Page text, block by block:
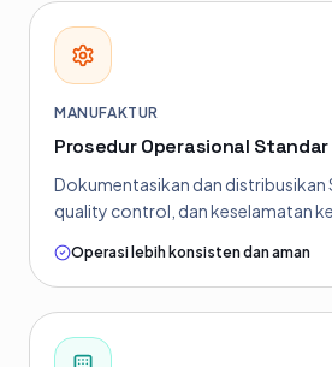
MANUFAKTUR
Prosedur Operasional Standar
Dokumentasikan dan distribusikan
quality control, dan keselamatan
Operasi lebih konsisten dan aman